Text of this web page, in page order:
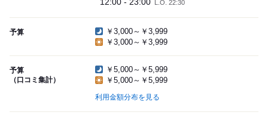
L.O. 22:30
予算
￥3,000～￥3,999
￥3,000～￥3,999
予算
（口コミ集計）
￥5,000～￥5,999
￥5,000～￥5,999
利用金額分布を見る